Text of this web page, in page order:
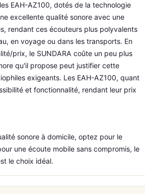
EAH-AZ100, dotés de la technologie
excellente qualité sonore avec une
rendant ces écouteurs plus polyvalents
en voyage ou dans les transports. En
prix, le SUNDARA coûte un peu plus
qu'il propose peut justifier cette
exigeants. Les EAH-AZ100, quant
et fonctionnalité, rendant leur prix
sonore à domicile, optez pour le
une écoute mobile sans compromis, le
le choix idéal.